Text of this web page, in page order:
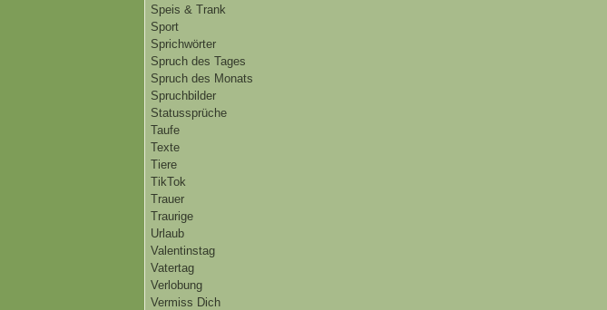
Speis & Trank
Sport
Sprichwörter
Spruch des Tages
Spruch des Monats
Spruchbilder
Statussprüche
Taufe
Texte
Tiere
TikTok
Trauer
Traurige
Urlaub
Valentinstag
Vatertag
Verlobung
Vermiss Dich